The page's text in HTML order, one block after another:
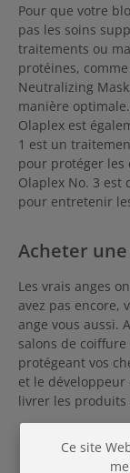
Pour que votre
pas les soins
traitements ou
protéines,
Neutralizing
manière
Olaplex est
1 est un
pour protéger les
Olaplex No. 3 est
pour entretenir
Acheter
Les vrais anges
avez pas encore,
ange vous aussi.
salons de
protégeant vos
et le
livrer les
Ce site